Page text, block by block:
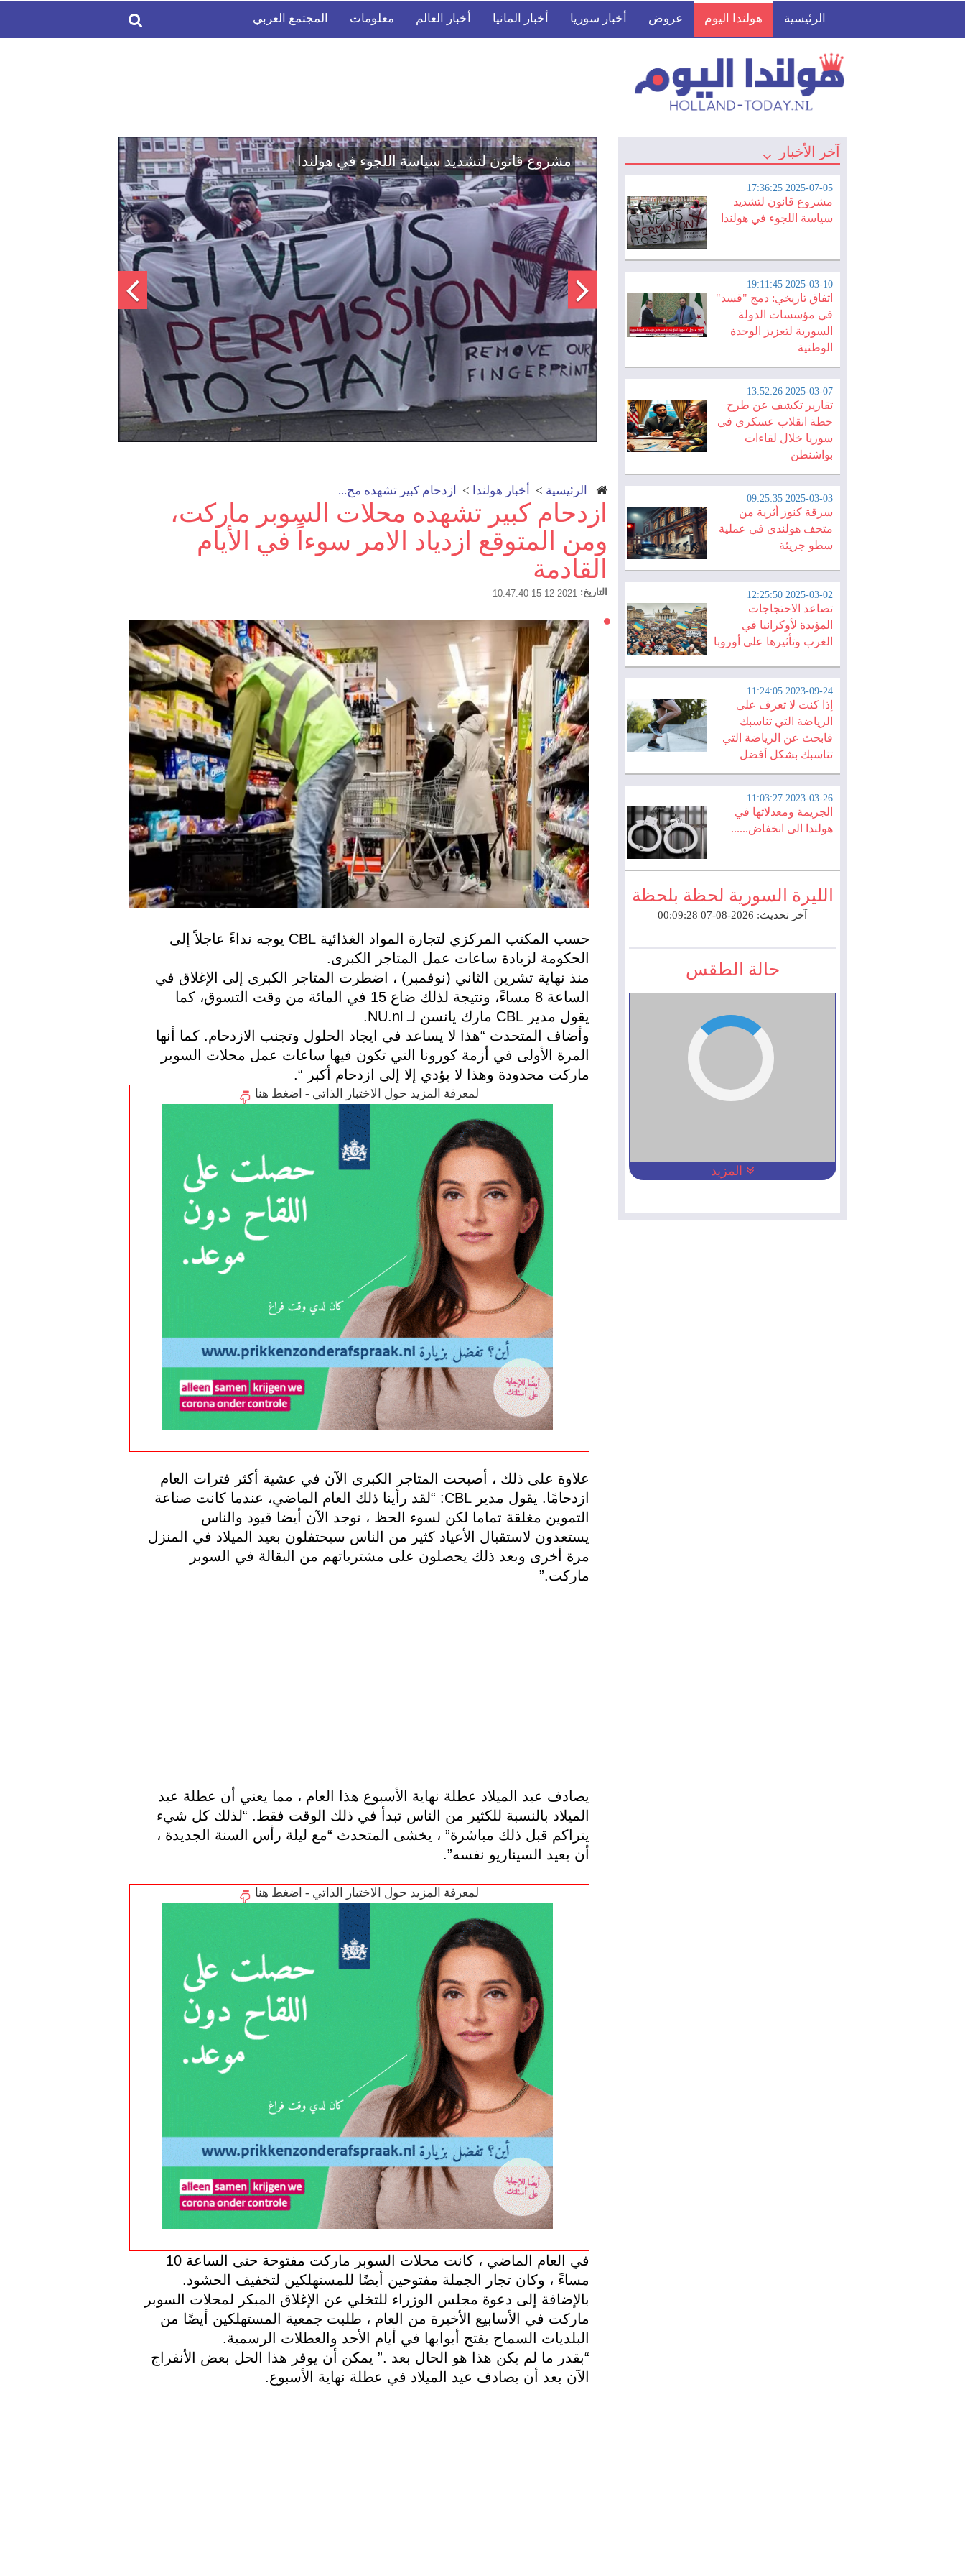
الرئيسية هولندا اليوم عروض أخبار سوريا أخبار المانيا أخبار العالم معلومات المجتمع العربي
آخر الأخبار
2025-07-05 17:36:25
مشروع قانون لتشديد
سياسة اللجوء في هولندا
2025-03-10 19:11:45
اتفاق تاريخي: دمج "قسد"
في مؤسسات الدولة
السورية لتعزيز الوحدة
الوطنية
2025-03-07 13:52:26
تقارير تكشف عن طرح
خطة انقلاب عسكري في
سوريا خلال لقاءات
بواشنطن
2025-03-03 09:25:35
سرقة كنوز أثرية من
متحف هولندي في عملية
سطو جريئة
2025-03-02 12:25:50
تصاعد الاحتجاجات
المؤيدة لأوكرانيا في
الغرب وتأثيرها على أوروبا
2023-09-24 11:24:05
إذا كنت لا تعرف على
الرياضة التي تناسبك
فابحث عن الرياضة التي
تناسبك بشكل أفضل
2023-03-26 11:03:27
الجريمة ومعدلاتها في
هولندا الى انخفاض......
الليرة السورية لحظة بلحظة
آخر تحديث: 2026-08-07 00:09:28
حالة الطقس
المزيد
اتفاق تاريخي: دمج "قسد" في مؤسسات الدولة السورية لتعزيز الوحدة
الوطنية
الرئيسية > أخبار هولندا > ازدحام كبير تشهده مح...
ازدحام كبير تشهده محلات السوبر ماركت،
ومن المتوقع ازدياد الامر سوءاً في الأيام
القادمة
التاريخ:
الحكومة لزيادة ساعات عمل المتاجر الكبرى.
يقول مدير CBL مارك يانسن لـ NU.nl.
ماركت محدودة وهذا لا يؤدي إلا إلى ازدحام أكبر “.
لمعرفة المزيد حول الاختبار الذاتي - اضغط هنا
ماركت.”
أن يعيد السيناريو نفسه”.
لمعرفة المزيد حول الاختبار الذاتي - اضغط هنا
مساءً ، وكان تجار الجملة مفتوحين أيضًا للمستهلكين لتخفيف الحشود.
البلديات السماح بفتح أبوابها في أيام الأحد والعطلات الرسمية.
الآن بعد أن يصادف عيد الميلاد في عطلة نهاية الأسبوع.